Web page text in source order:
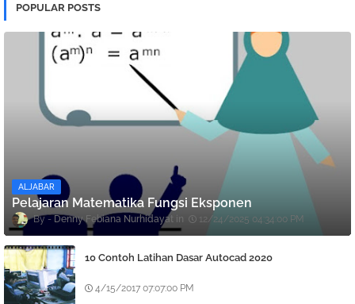
POPULAR POSTS
ALJABAR
Pelajaran Matematika Fungsi Eksponen
Denny Febiana Nurhidayat 12/24/2025 04:34:00 PM
10 Contoh Latihan Dasar Autocad 2020
4/15/2017 07:07:00 PM